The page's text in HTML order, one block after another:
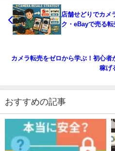
店舗せどりでカメ
ク・eBayで売る転
カメラ転売をゼロから学ぶ！初心者
稼げ
おすすめの記事